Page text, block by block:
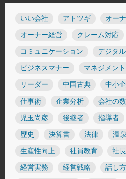
いい会社 アトツギ オー
オーナー経営 クレーム対応
コミュニケーション デジタル
ビジネスマナー マネジメント
リーダー 中国古典 中小
仕事術 企業分析 会社の
児玉尚彦 後継者 指導者
歴史 決算書 法律 温
生産性向上 社員教育 社
経営実務 経営戦略 話し方